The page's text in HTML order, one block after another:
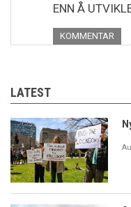
ENN Å
KOMMENTAR
LATEST